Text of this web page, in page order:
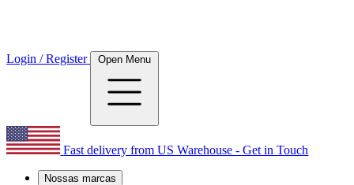
Login / Register Open Menu
Fast delivery from US Warehouse - Get in Touch
Nossas marcas